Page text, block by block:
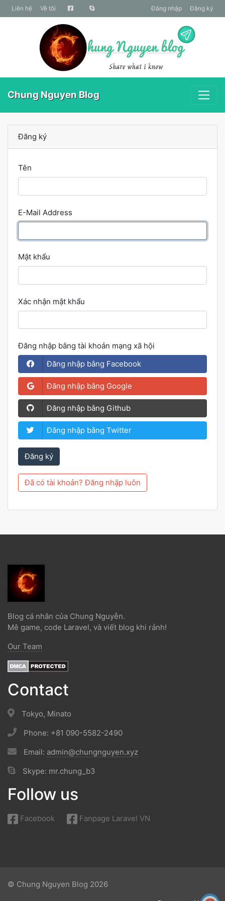
liên hệ Về tôi Đăng nhập Đăng ký
Chung Nguyen Blog
Đăng ký
Tên
E-Mail Address
Mật khẩu
Xác nhận mật khẩu
Đăng nhập bằng tài khoản mạng xã hội
Đăng nhập bằng Facebook
Đăng nhập bằng Google
Đăng nhập bằng Github
Đăng nhập bằng Twitter
Đăng ký
Đã có tài khoản? Đăng nhập luôn
Blog cá nhân của Chung Nguyễn.
Mê game, code Laravel, và viết blog khi rảnh!
Our Team
Contact
Tokyo, Minato
Phone: +81 090-5582-2490
Email: admin@chungnguyen.xyz
Skype: mr.chung_b3
Follow us
Facebook Fanpage Laravel VN
© Chung Nguyen Blog 2026